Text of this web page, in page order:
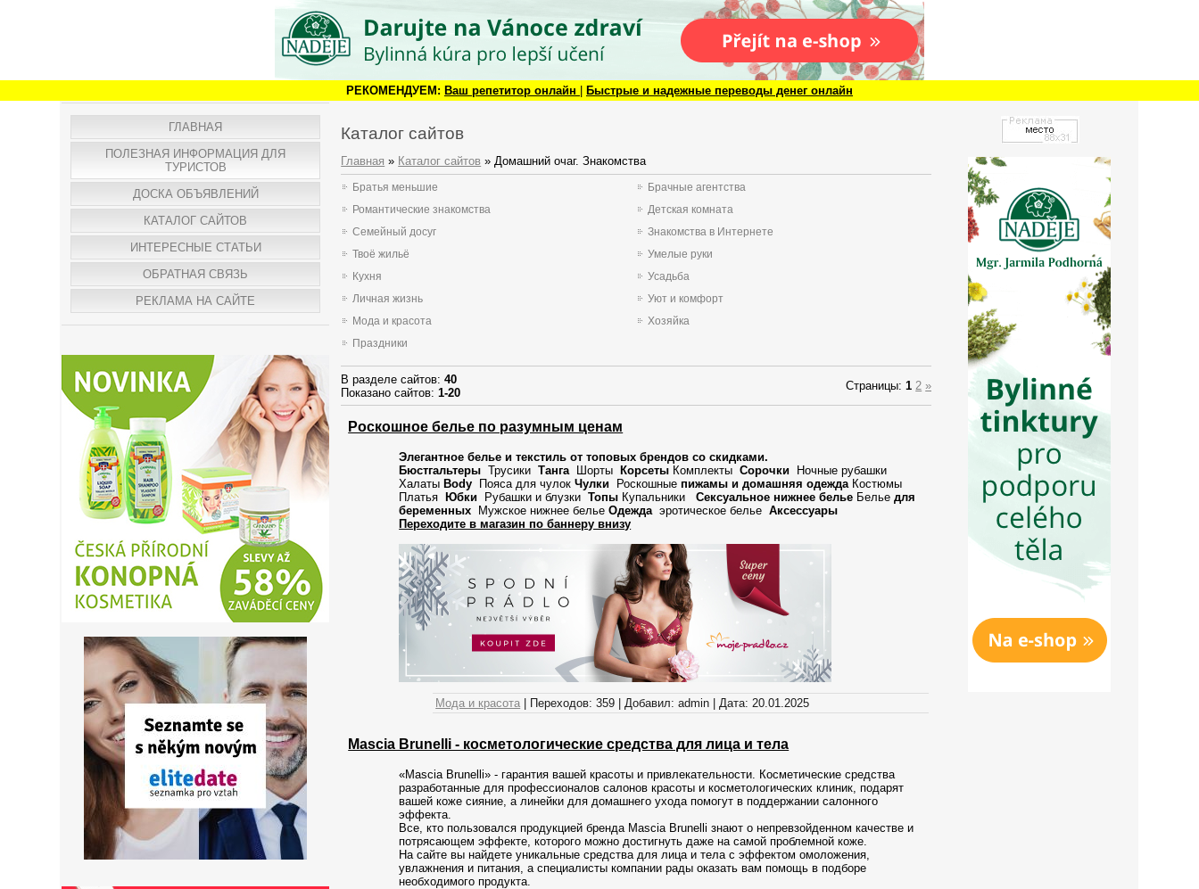
РЕКОМЕНДУЕМ: Ваш репетитор онлайн Быстрые и надежные переводы денег онлайн
ГЛАВНАЯ
ПОЛЕЗНАЯ ИНФОРМАЦИЯ ДЛЯ
ТУРИСТОВ
ДОСКА ОБЪЯВЛЕНИЙ
КАТАЛОГ САЙТОВ
ИНТЕРЕСНЫЕ СТАТЬИ
ОБРАТНАЯ СВЯЗЬ
РЕКЛАМА НА САЙТЕ
Каталог сайтов
Главная » Каталог сайтов » Домашний очаг. Знакомства
Братья меньшие
Брачные агентства
Романтические знакомства
Детская комната
Семейный досуг
Знакомства в Интернете
Твоё жильё
Умелые руки
Кухня
Усадьба
Личная жизнь
Уют и комфорт
Мода и красота
Хозяйка
Праздники
В разделе сайтов:40
Показано сайтов:1-20
Страницы:1 2 »
Роскошное белье по разумным ценам
Элегантное белье и текстиль от топовых брендов со скидками.
Бюстгальтеры ТрусикиТанга Шорты Корсеты КомплектыСорочки Ночные рубашки
Халаты Body Пояса для чулокЧулки Роскошныепижамы и домашняя одежда Костюмы
Платья
Юбки Рубашки и блузкиТопы КупальникиСексуальное нижнее белье Бельедля
беременных Мужское нижнее бельеОдеждаэротическое бельеАксессуары
Переходите в магазин по баннеру внизу
Мода и красота Переходов: 359 Добавил: admin Дата: 20.01.2025
Mascia Brunelli - косметологические средства для лица и тела
«Mascia Brunelli» - гарантия вашей красоты и привлекательности. Косметические средства
разработанные для профессионалов салонов красоты и косметологических клиник, подарят
вашей коже сияние, а линейки для домашнего ухода помогут в поддержании салонного
эффекта.
Все, кто пользовался продукцией бренда Mascia Brunelli знают о непревзойденном качестве и
потрясающем эффекте, которого можно достигнуть даже на самой проблемной коже.
На сайте вы найдете уникальные средства для лица и тела с эффектом омоложения,
увлажнения и питания, а специалисты компании рады оказать вам помощь в подборе
необходимого продукта.